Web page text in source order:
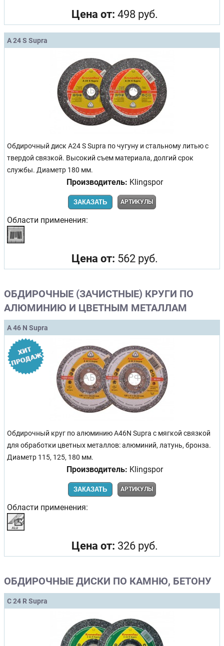
Цена от: 498 руб.
A 24 S Supra
Обдирочный диск A24 S Supra по чугуну и стальному литью с
твердой связкой. Высокий съем материала, долгий срок
службы. Диаметр 180 мм.
Производитель: Klingspor
ЗАКАЗАТЬ АРТИКУЛЫ
Области применения:
Цена от: 562 руб.
ОБДИРОЧНЫЕ (ЗАЧИСТНЫЕ) КРУГИ ПО
АЛЮМИНИЮ И ЦВЕТНЫМ МЕТАЛЛАМ
A 46 N Supra
Обдирочный круг по алюминию A46N Supra с мягкой связкой
для обработки цветных металлов: алюминий, латунь, бронза.
Диаметр 115, 125, 180 мм.
Производитель: Klingspor
ЗАКАЗАТЬ АРТИКУЛЫ
Области применения:
Цена от: 326 руб.
ОБДИРОЧНЫЕ ДИСКИ ПО КАМНЮ, БЕТОНУ
C 24 R Supra